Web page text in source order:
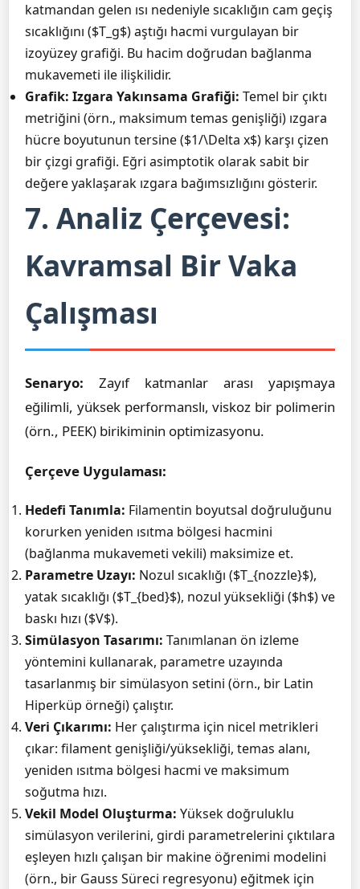
katmandan gelen ısı nedeniyle sıcaklığın cam geçiş
sıcaklığını ($T_g$) aştığı hacmi vurgulayan bir
izoyüzey grafiği. Bu hacim doğrudan bağlanma
mukavemeti ile ilişkilidir.
Grafik: Izgara Yakınsama Grafiği: Temel bir çıktı
metriğini (örn., maksimum temas genişliği) ızgara
hücre boyutunun tersine ($1/\Delta x$) karşı çizen
bir çizgi grafiği. Eğri asimptotik olarak sabit bir
değere yaklaşarak ızgara bağımsızlığını gösterir.
7. Analiz Çerçevesi:
Kavramsal Bir Vaka
Çalışması
Senaryo: Zayıf katmanlar arası yapışmaya
eğilimli, yüksek performanslı, viskoz bir polimerin
(örn., PEEK) birikiminin optimizasyonu.
Çerçeve Uygulaması:
Hedefi Tanımla: Filamentin boyutsal doğruluğunu
korurken yeniden ısıtma bölgesi hacmini
(bağlanma mukavemeti vekili) maksimize et.
Parametre Uzayı: Nozul sıcaklığı ($T_{nozzle}$),
yatak sıcaklığı ($T_{bed}$), nozul yüksekliği ($h$) ve
baskı hızı ($V$).
Simülasyon Tasarımı: Tanımlanan ön izleme
yöntemini kullanarak, parametre uzayında
tasarlanmış bir simülasyon setini (örn., bir Latin
Hiperküp örneği) çalıştır.
Veri Çıkarımı: Her çalıştırma için nicel metrikleri
çıkar: filament genişliği/yüksekliği, temas alanı,
yeniden ısıtma bölgesi hacmi ve maksimum
soğutma hızı.
Vekil Model Oluşturma: Yüksek doğruluklu
simülasyon verilerini, girdi parametrelerini çıktılara
eşleyen hızlı çalışan bir makine öğrenimi modelini
(örn., bir Gauss Süreci regresyonu) eğitmek için